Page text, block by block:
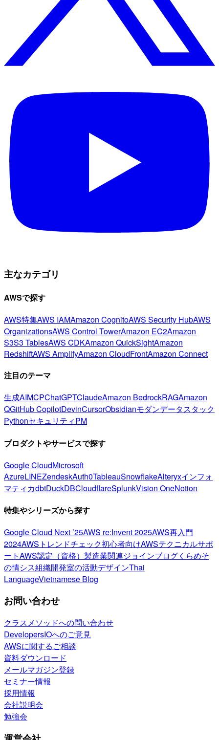
主なカテゴリ
AWSで探す
AWS特集AWS IAMAmazon CognitoAWS Security HubAWS
OrganizationsAWS Control TowerAmazon EC2Amazon
S3S3 TablesAWS CDKAmazon QuickSightAmazon
RedshiftAWS AmplifyAmazon CloudFrontAmazon Connect
注目のテーマ
生成AIMCPChatGPTClaudeAmazon BedrockRAGAmazon
QGitHub CopilotDevinCursorObsidianモダンデータスタック
PythonセキュリティPM
プロダクトやサービスで探す
Google CloudMicrosoft
AzureLINEZendeskAuth0TableauSnowflakeAlteryxインフォ
マティカdbtDuckDBCloudflareSplunkVision OneNotion
特集やシリーズから探す
Google Cloud Next ’25AWS re:Invent 2025AWS再入門
2024AWSトレンドチェック初心者向けAWSテクニカルサポ
ートAWS認定（資格） 製造業関連ジョインブログくらめそ
の情シス組織開発室の活動デザインThai
LanguageVietnamese Blog
お問い合わせ
クラスメソッドへの問い合わせ
DevelopersIOへのご意見
AWSに関するご相談
資料ダウンロード
メールマガジン登録
セミナー情報
採用情報
会社説明会
勉強会